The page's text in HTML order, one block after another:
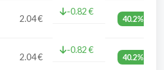
2.04 €
-0.82 €
40.2%
2.04 €
-0.82 €
40.2%